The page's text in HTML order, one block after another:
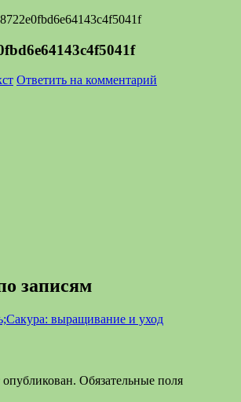
Ответить на комментарий
записям
Сакура: выращивание и уход
Обязательные поля